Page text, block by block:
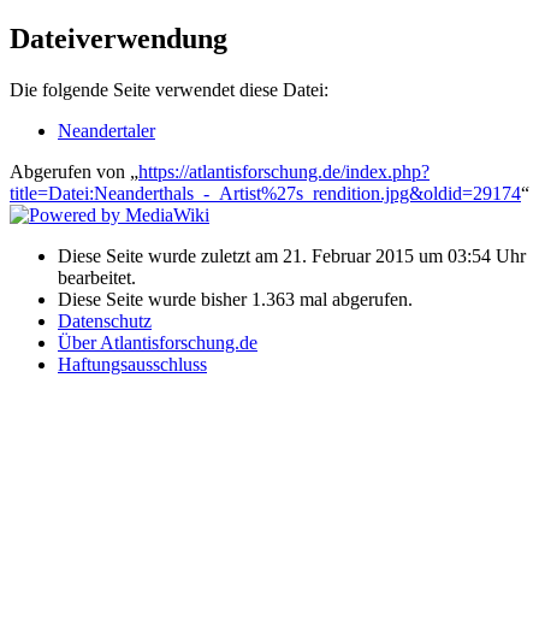
Dateiverwendung
Die folgende Seite verwendet diese Datei:
Neandertaler
Abgerufen von „https://atlantisforschung.de/index.php?
title=Datei:Neanderthals_-_Artist%27s_rendition.jpg&oldid=29174“
Diese Seite wurde zuletzt am 21. Februar 2015 um 03:54 Uhr
bearbeitet.
Diese Seite wurde bisher 1.363 mal abgerufen.
Datenschutz
Über Atlantisforschung.de
Haftungsausschluss